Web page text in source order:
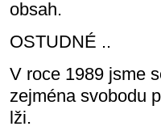
obsah.
OSTUDNÉ ..
V roce 1989 jsme
zejména svobodu
lži.